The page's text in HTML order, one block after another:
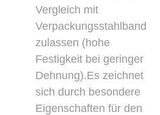
Vergleich mit
Verpackungsstahlband
zulassen (hohe
Festigkeit bei geringer
Dehnung).Es zeichnet
sich durch besondere
Eigenschaften für den